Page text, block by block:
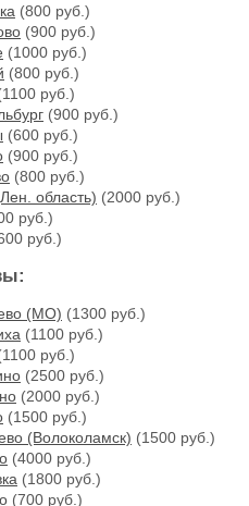
(800 руб.)
(900 руб.)
(1000 руб.)
(800 руб.)
руб.)
(900 руб.)
(600 руб.)
(900 руб.)
(800 руб.)
область) (2000 руб.)
руб.)
руб.)
(МО) (1300 руб.)
(1100 руб.)
руб.)
(2500 руб.)
(2000 руб.)
(1500 руб.)
(Волоколамск) (1500 руб.)
(4000 руб.)
(1800 руб.)
(700 руб.)